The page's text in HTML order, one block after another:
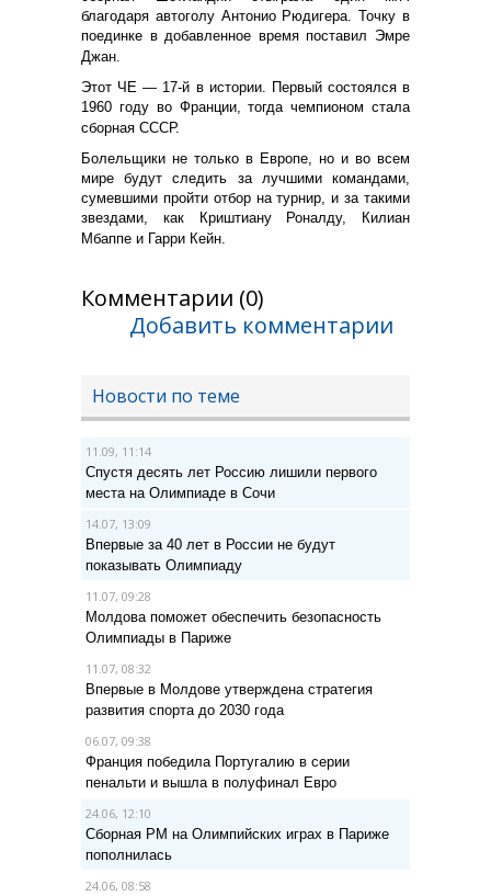
благодаря автоголу Антонио Рюдигера. Точку в
поединке в добавленное время поставил Эмре
Джан.
Этот ЧЕ — 17-й в истории. Первый состоялся в
1960 году во Франции, тогда чемпионом стала
сборная СССР.
Болельщики не только в Европе, но и во всем
мире будут следить за лучшими командами,
сумевшими пройти отбор на турнир, и за такими
звездами, как Криштиану Роналду, Килиан
Мбаппе и Гарри Кейн.
Комментарии (0)
Добавить комментарии
Новости по теме
11.09, 11:14
Спустя десять лет Россию лишили первого
места на Олимпиаде в Сочи
14.07, 13:09
Впервые за 40 лет в России не будут
показывать Олимпиаду
11.07, 09:28
Молдова поможет обеспечить безопасность
Олимпиады в Париже
11.07, 08:32
Впервые в Молдове утверждена стратегия
развития спорта до 2030 года
06.07, 09:38
Франция победила Португалию в серии
пенальти и вышла в полуфинал Евро
24.06, 12:10
Сборная РМ на Олимпийских играх в Париже
пополнилась
24.06, 08:58